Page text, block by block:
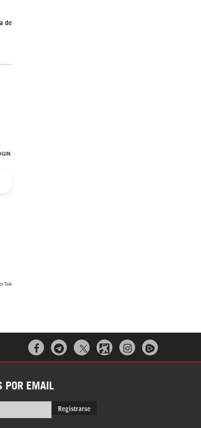
de
Detrás de la Razón
  
POR EMAIL
Registrarse